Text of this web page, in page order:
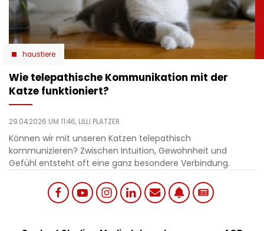
haustiere
Wie telepathische Kommunikation mit der
Katze funktioniert?
29.04.2026 UM 11:46, LILLI PLATZER
Können wir mit unseren Katzen telepathisch
kommunizieren? Zwischen Intuition, Gewohnheit und
Gefühl entsteht oft eine ganz besondere Verbindung.